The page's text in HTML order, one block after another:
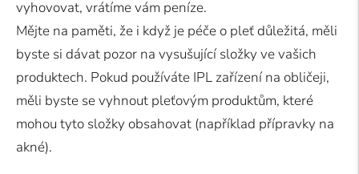
vyhovovat, vrátíme vám peníze.
Mějte na paměti, že i když je péče o pleť důležitá, měli
byste si dávat pozor na vysušující složky ve vašich
produktech. Pokud používáte IPL zařízení na obličeji,
měli byste se vyhnout pleťovým produktům, které
mohou tyto složky obsahovat (například přípravky na
akné).